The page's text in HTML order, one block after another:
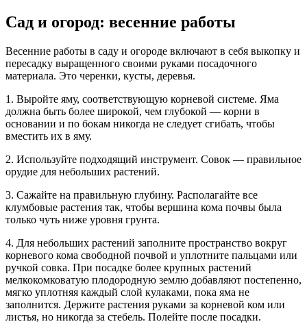
Сад и огород: весенние работы
Весенние работы в саду и огороде включают в себя выкопку и
пересадку выращенного своими руками посадочного
материала. Это черенки, кусты, деревья.
1. Выройте яму, соответствующую корневой системе. Яма
должна быть более широкой, чем глубокой — корни в
основании и по бокам никогда не следует сгибать, чтобы
вместить их в яму.
2. Используйте подходящий инструмент. Совок — правильное
орудие для небольших растений.
3. Сажайте на правильную глубину. Располагайте все
клумбовые растения так, чтобы вершина кома почвы была
только чуть ниже уровня грунта.
4. Для небольших растений заполните пространство вокруг
корневого кома свободной почвой и уплотните пальцами или
ручкой совка. При посадке более крупных растений
мелкокомковатую плодородную землю добавляют постепенно,
мягко уплотняя каждый слой кулаками, пока яма не
заполнится. Держите растения руками за корневой ком или
листья, но никогда за стебель. Полейте после посадки.